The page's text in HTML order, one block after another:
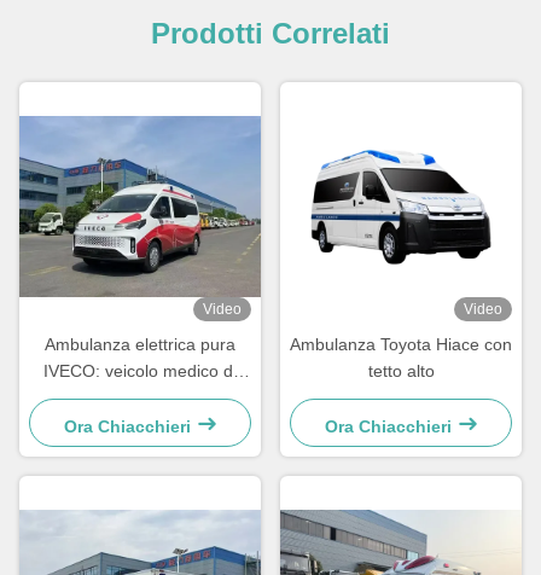
Prodotti Correlati
Video
Ambulanza elettrica pura
IVECO: veicolo medico di
emergenza premium a
emissioni zero
Ora Chiacchieri
Video
Ambulanza Toyota Hiace con
tetto alto
Ora Chiacchieri